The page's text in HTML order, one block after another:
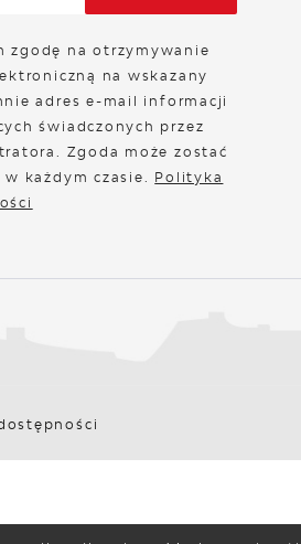
zgodę na otrzymywanie
na wskazany
adres e-mail informacji
świadczonych przez
Zgoda może zostać
każdym czasie. Polityka